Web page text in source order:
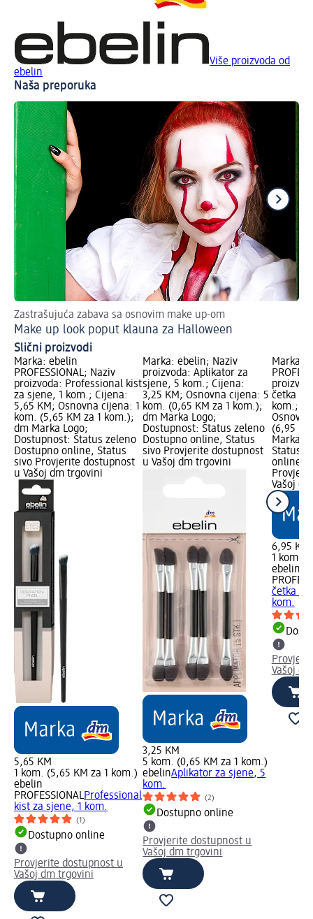
Više proizvoda od
ebelin
Naša preporuka
Zastrašujuća zabava sa osnovim make up-om
Make up look poput klauna za Halloween
Slični proizvodi
Marka: ebelin
PROFESSIONAL; Naziv
proizvoda: Professional kist
za sjene, 1 kom.; Cijena:
5,65 KM; Osnovna cijena: 1
kom. (5,65 KM za 1 kom.);
dm Marka Logo;
Dostupnost: Status zeleno
Dostupno online, Status
sivo Provjerite dostupnost
u Vašoj dm trgovini
5,65 KM
1 kom. (5,65 KM za 1 kom.)
ebelin
PROFESSIONALProfessional
kist za sjene, 1 kom.
(1)
Dostupno online
Provjerite dostupnost u
Vašoj dm trgovini
Marka: ebelin; Naziv
proizvoda: Aplikator za
sjene, 5 kom.; Cijena:
3,25 KM; Osnovna cijena: 5
kom. (0,65 KM za 1 kom.);
dm Marka Logo;
Dostupnost: Status zeleno
Dostupno online, Status
sivo Provjerite dostupnost
u Vašoj dm trgovini
3,25 KM
5 kom. (0,65 KM za 1 kom.)
ebelinAplikator za sjene, 5
kom.
(2)
Dostupno online
Provjerite dostupnost u
Vašoj dm trgovini
Marka:
četka za
kom.;
(6,95
Marka
Status
online,
Vašoj
6,95 KM
1 kom.
ebelin
četka za
kom.
Vašoj